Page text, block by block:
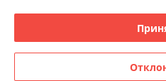
Регистрационный орган: Минский
Дата регистрации компании: